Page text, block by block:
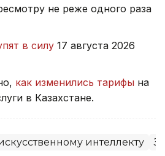
не реже одного раза
в силу 17 августа 2026
как изменились тарифы на
в Казахстане.
интеллекту